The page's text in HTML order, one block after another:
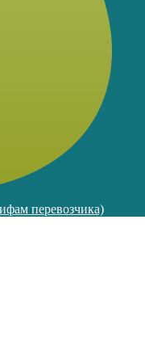
перевозчика)